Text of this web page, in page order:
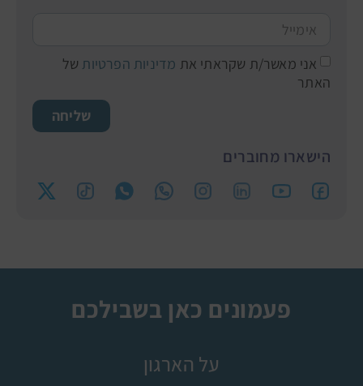
אני מאשר/ת שקראתי את מדיניות הפרטיות של
האתר
שליחה
הישארו מחוברים
פעמונים כאן בשבילכם
על הארגון